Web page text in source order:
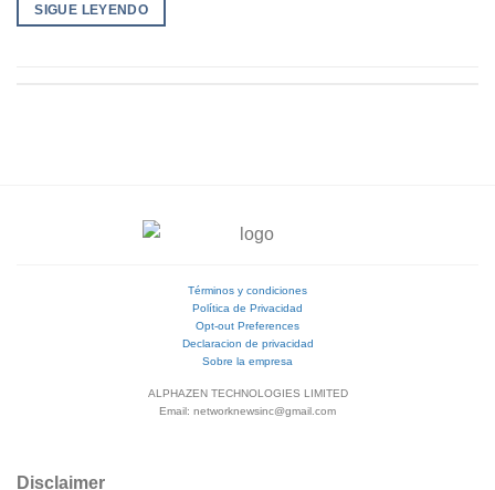
SIGUE LEYENDO
Términos y condiciones
Política de Privacidad
Opt-out Preferences
Declaracion de privacidad
Sobre la empresa
ALPHAZEN TECHNOLOGIES LIMITED
Email: networknewsinc@gmail.com
Disclaimer